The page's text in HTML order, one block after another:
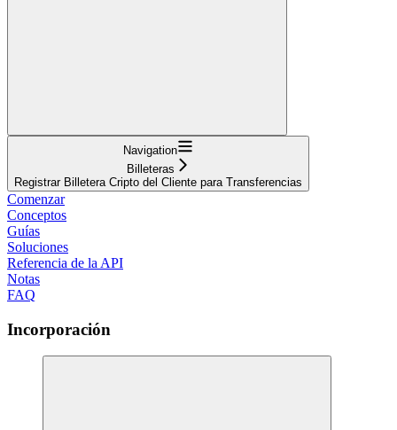
Navigation
Billeteras
Registrar Billetera Cripto del Cliente para Transferencias
Comenzar
Conceptos
Guías
Soluciones
Referencia de la API
Notas
FAQ
Incorporación